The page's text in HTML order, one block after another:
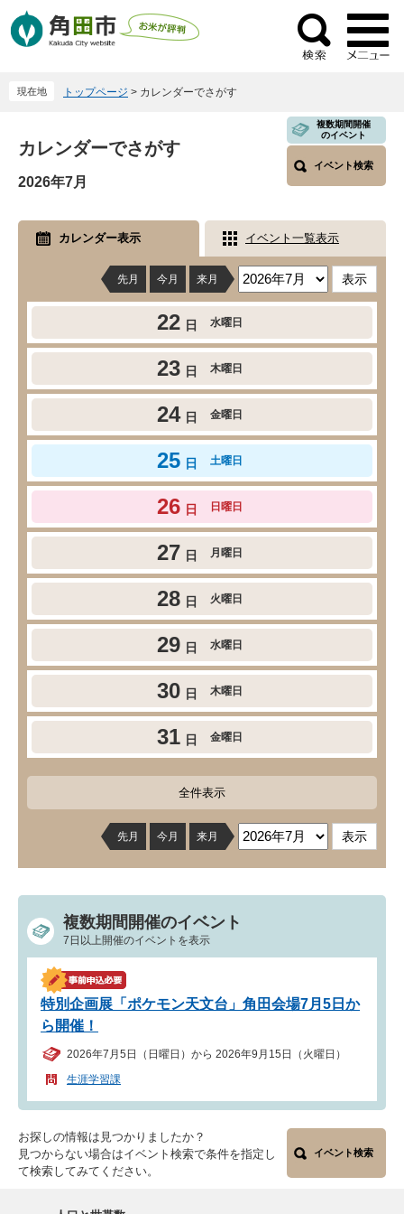
ー
ニ
検
索
現在地 トップページ > カレンダーでさがす
文
カレンダーでさがす
複数期間開催
のイベント
イベント検索
2026年7月
カレンダー表示 イベント一覧表示
先月 今月 来月
22 日 水曜日
23 日 木曜日
24 日 金曜日
25 日 土曜日
26 日 日曜日
27 日 月曜日
28 日 火曜日
29 日 水曜日
30 日 木曜日
31 日 金曜日
全件表示
先月 今月 来月
複数期間開催のイベント
7日以上開催のイベントを表示
特別企画展「ポケモン天文台」角田会場7月5日か
ら開催！
2026年7月5日（日曜日）から 2026年9月15日（火曜日）
生涯学習課
お探しの情報は見つかりましたか？
見つからない場合はイベント検索で条件を指定し
て検索してみてください。
イベント検索